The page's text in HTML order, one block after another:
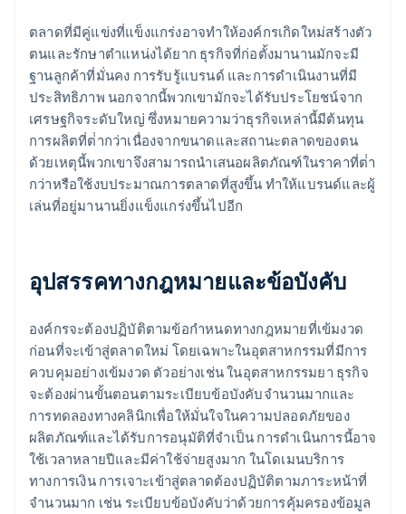
ตลาดที่มีคู่แข่งที่แข็งแกร่งอาจทําให้องค์กรเกิดใหม่สร้างตัว
ตนและรักษาตําแหน่งได้ยาก ธุรกิจที่ก่อตั้งมานานมักจะมี
ฐานลูกค้าที่มั่นคง การรับรู้แบรนด์ และการดําเนินงานที่มี
ประสิทธิภาพ นอกจากนี้พวกเขามักจะได้รับประโยชน์จาก
เศรษฐกิจระดับใหญ่ ซึ่งหมายความว่าธุรกิจเหล่านี้มีต้นทุน
การผลิตที่ต่ํากว่าเนื่องจากขนาดและสถานะตลาดของตน
ด้วยเหตุนี้พวกเขาจึงสามารถนําเสนอผลิตภัณฑ์ในราคาที่ต่ํา
กว่าหรือใช้งบประมาณการตลาดที่สูงขึ้น ทำให้แบรนด์และผู้
เล่นที่อยู่มานานยิ่งแข็งแกร่งขึ้นไปอีก
อุปสรรคทางกฎหมายและข้อบังคับ
องค์กรจะต้องปฏิบัติตามข้อกําหนดทางกฎหมายที่เข้มงวด
ก่อนที่จะเข้าสู่ตลาดใหม่ โดยเฉพาะในอุตสาหกรรมที่มีการ
ควบคุมอย่างเข้มงวด ตัวอย่างเช่น ในอุตสาหกรรมยา ธุรกิจ
จะต้องผ่านขั้นตอนตามระเบียบข้อบังคับจำนวนมากและ
การทดลองทางคลินิกเพื่อให้มั่นใจในความปลอดภัยของ
ผลิตภัณฑ์และได้รับการอนุมัติที่จําเป็น การดําเนินการนี้อาจ
ใช้เวลาหลายปีและมีค่าใช้จ่ายสูงมาก ในโดเมนบริการ
ทางการเงิน การเจาะเข้าสู่ตลาดต้องปฏิบัติตามภาระหน้าที่
จํานวนมาก เช่น ระเบียบข้อบังคับว่าด้วยการคุ้มครองข้อมูล